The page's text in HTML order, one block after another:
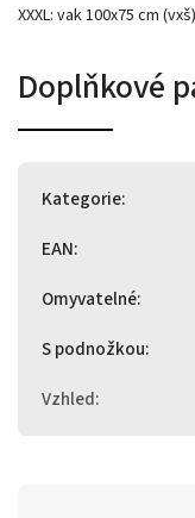
XXXL: vak 100x75 cm (vxš)
Doplňkové
Kategorie:
EAN:
Omyvatelné:
S podnožkou:
Vzhled: